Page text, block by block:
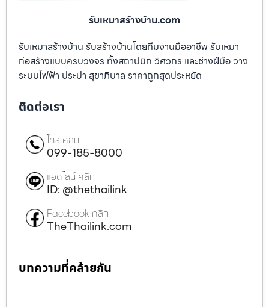
รับเหมาสร้างบ้าน.com
รับเหมาสร้างบ้าน รับสร้างบ้านโดยทีมงานมืออาชีพ รับเหมา
ก่อสร้างแบบครบวงจร ทั้งสถาปนิก วิศวกร และช่างฝีมือ วาง
ระบบไฟฟ้า ประปา สุขาภิบาล ราคาถูกสุดประหยัด
ติดต่อเรา
โทร คลิก
099-185-8000
แอดไลน์ คลิก
ID: @thethailink
Facebook คลิก
TheThailink.com
บทความที่คล้ายกัน